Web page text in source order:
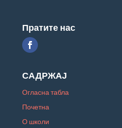
Пратите нас
САДРЖАЈ
Огласна табла
Почетна
О школи